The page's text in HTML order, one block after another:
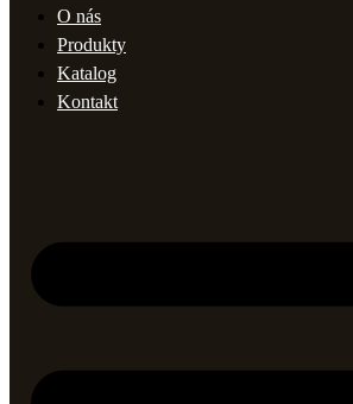
O nás
Produkty
Katalog
Kontakt